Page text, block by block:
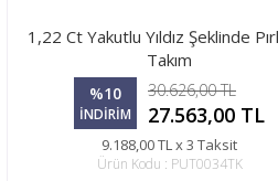
1,22 Ct Yakutlu Yıldız Şeklinde
Takım
%10
İNDİRİM
30.626,00 TL
27.563,00 TL
9.188,00 TL x 3 Taksit
Ürün Kodu : PUT0034TK